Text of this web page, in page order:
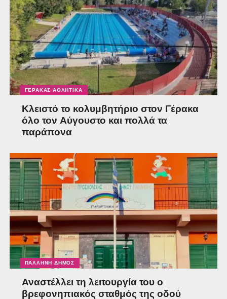
ΓΈΡΑΚΑΣ ΑΘΛΗΤΙΚΆ
Κλειστό το κολυμβητήριο στον Γέρακα
όλο τον Αύγουστο και πολλά τα
παράπονα
ΠΑΛΛΉΝΗ ΔΉΜΟΣ
Αναστέλλει τη λειτουργία του ο
βρεφονηπιακός σταθμός της οδού